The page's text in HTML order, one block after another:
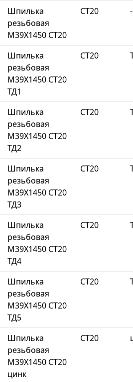
Шпилька
резьбовая
М39Х1450 СТ20
СТ20 -
Шпилька
резьбовая
М39Х1450 СТ20
ТД1
СТ20
Шпилька
резьбовая
М39Х1450 СТ20
ТД2
СТ20
Шпилька
резьбовая
М39Х1450 СТ20
ТД3
СТ20
Шпилька
резьбовая
М39Х1450 СТ20
ТД4
СТ20
Шпилька
резьбовая
М39Х1450 СТ20
ТД5
СТ20
Шпилька
резьбовая
М39Х1450 СТ20
цинк
СТ20